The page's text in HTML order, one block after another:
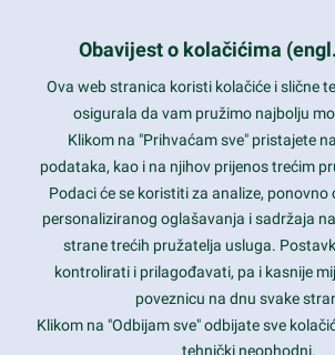
Obavijest o kolačićima
Ova web stranica koristi kolačiće i slične
osigurala da vam pružimo najbolju
Klikom na "Prihvaćam sve" pristajete
podataka, kao i na njihov prijenos trećim
Podaci će se koristiti za analize, ponovno
personaliziranog oglašavanja i sadržaja
strane trećih pružatelja usluga.
kontrolirati i prilagođavati, pa i kasnije
poveznicu na dnu svake
Klikom na "Odbijam sve" odbijate sve
tehnički neophodni.